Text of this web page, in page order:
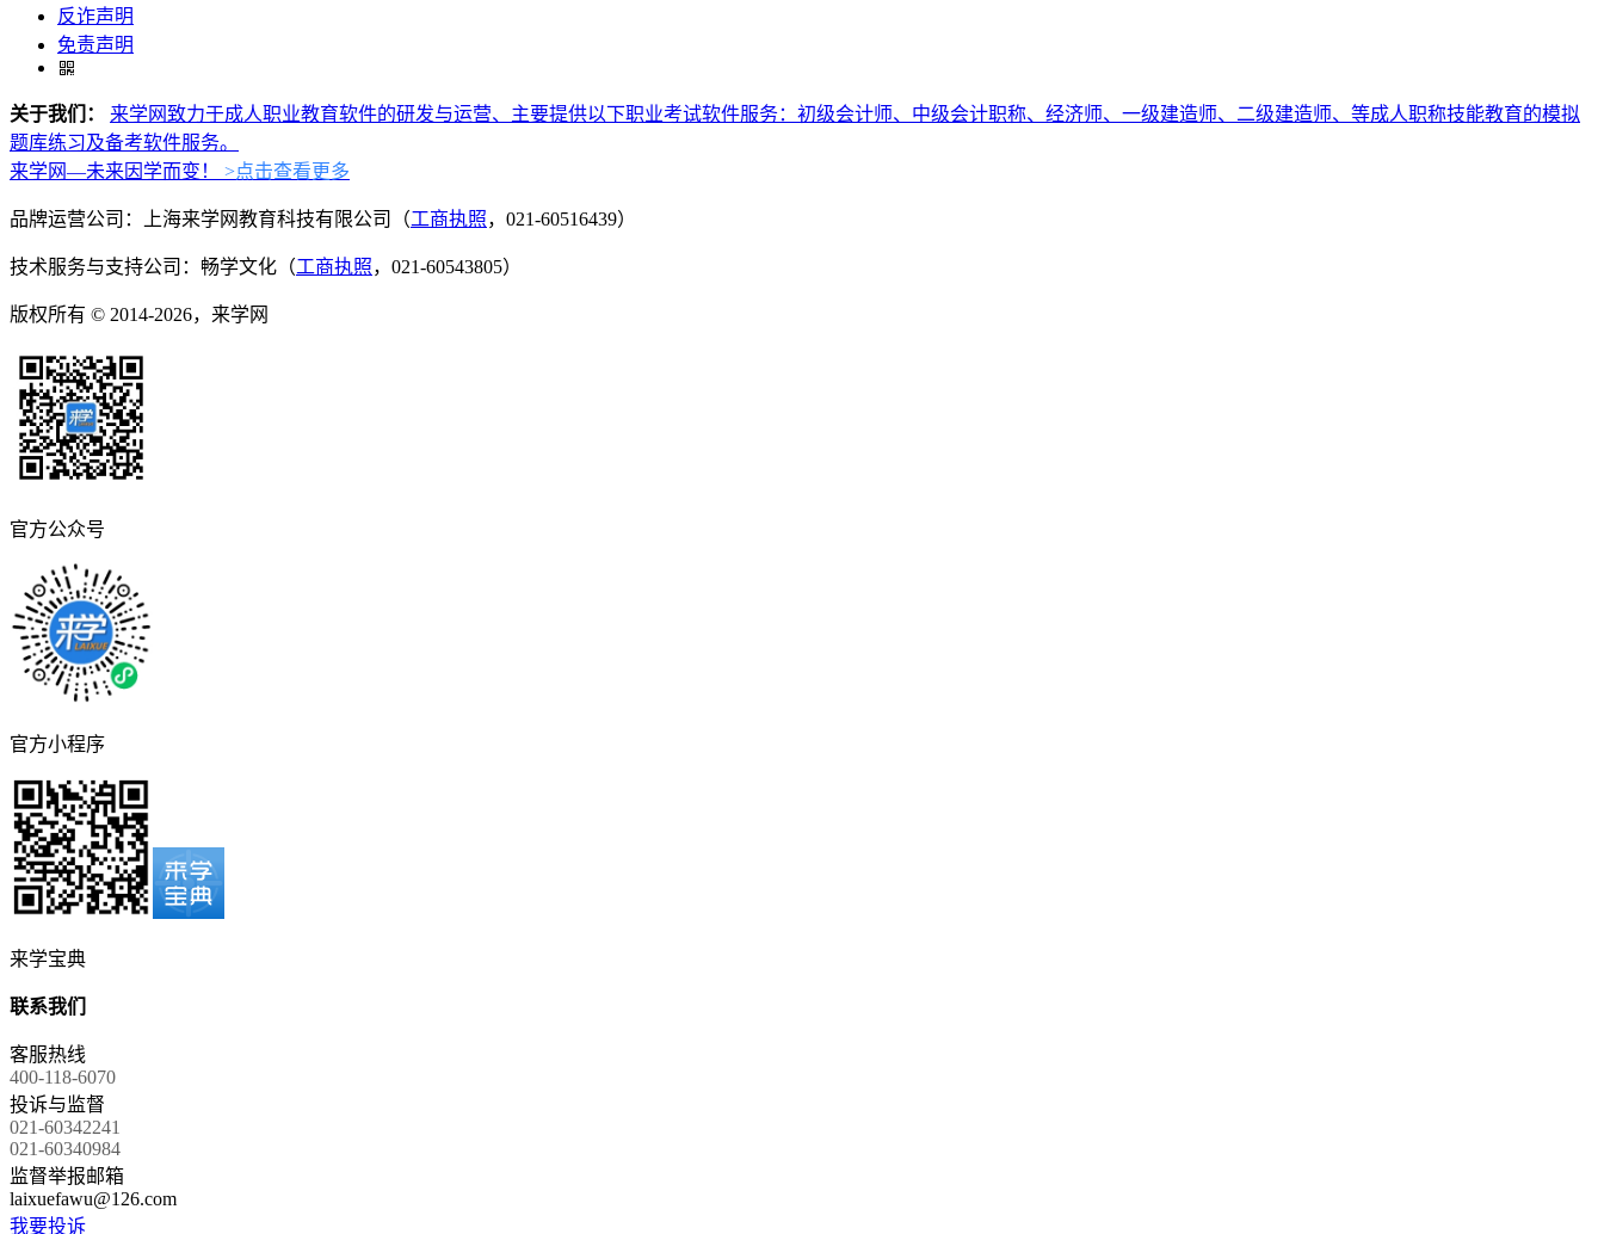
反诈声明
免责声明
关于我们：
来学网致力于成人职业教育软件的研发与运营、主要提供以下职业考试软件服务：初级会计师、中级会计职称、经济师、一级建造师、二级建造师、等成人职称技能教育的模拟
题库练习及备考软件服务。
来学网—未来因学而变！
>点击查看更多
品牌运营公司：上海来学网教育科技有限公司（工商执照，021-60516439）
技术服务与支持公司：畅学文化（工商执照，021-60543805）
版权所有 © 2014-2026，来学网
官方公众号
官方小程序
来学宝典
联系我们
客服热线
400-118-6070
投诉与监督
021-60342241
021-60340984
监督举报邮箱
laixuefawu@126.com
我要投诉